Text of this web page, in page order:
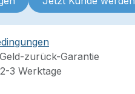
zurück-Garantie
3 Werktage